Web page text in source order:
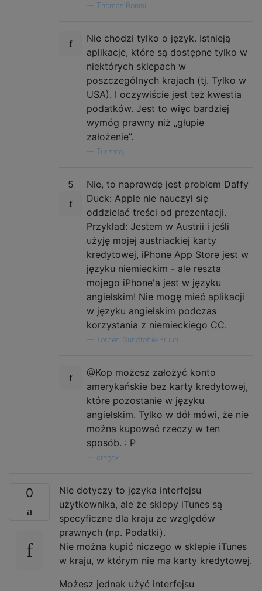
Thomas Bonini,
Nie chodzi tylko o język. Istnieją
aplikacje, które są dostępne tylko w
niektórych sklepach w
poszczególnych krajach (tj. Tylko w
USA). I oczywiście jest też kwestia
podatków. Jest to więc bardziej
wymóg prawny niż „głupie
założenie”.
Turismo,
5
Nie, to naprawdę jest problem Daffy
Duck: Apple nie nauczył się
oddzielać treści od prezentacji.
Przykład: Jestem w Austrii i jeśli
użyję mojej austriackiej karty
kredytowej, iPhone App Store jest w
języku niemieckim - ale reszta
mojego iPhone'a jest w języku
angielskim! Nie mogę mieć aplikacji
w języku angielskim podczas
korzystania z niemieckiego CC.
Torben Gundtofte-Bruun
@Kop możesz założyć konto
amerykańskie bez karty kredytowej,
które pozostanie w języku
angielskim. Tylko w dół mówi, że nie
można kupować rzeczy w ten
sposób. : P
cregox
0
Nie dotyczy to języka interfejsu
użytkownika, ale że sklepy iTunes są
specyficzne dla kraju ze względów
prawnych (np. Podatki).
Nie można kupić niczego w sklepie iTunes
w kraju, w którym nie ma karty kredytowej.
Możesz jednak użyć interfejsu